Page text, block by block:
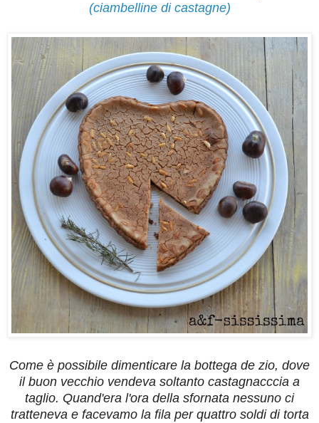
(ciambelline di castagne)
Come è possibile dimenticare la bottega de zio, dove
il buon vecchio vendeva soltanto castagnacccia a
taglio. Quand'era l'ora della sfornata nessuno ci
tratteneva e facevamo la fila per quattro soldi di torta